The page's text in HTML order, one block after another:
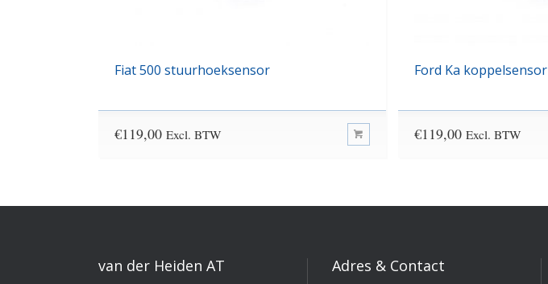
Fiat 500 stuurhoeksensor
€119,00 Excl. BTW
Ford Ka koppelsensor
€119,00 Excl. BTW
van der Heiden AT Adres & Contact